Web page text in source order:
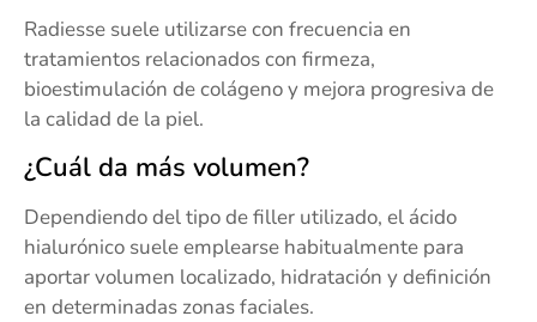
Radiesse suele utilizarse con frecuencia en
tratamientos relacionados con firmeza,
bioestimulación de colágeno y mejora progresiva de
la calidad de la piel.
¿Cuál da más volumen?
Dependiendo del tipo de filler utilizado, el ácido
hialurónico suele emplearse habitualmente para
aportar volumen localizado, hidratación y definición
en determinadas zonas faciales.